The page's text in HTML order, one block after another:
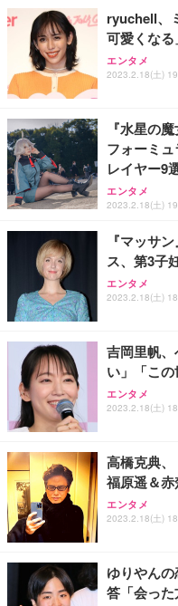
務用 おしゃ
Sezlife オフ
ワーク チェ
能 人間工学
務用 おしゃ
ANDWINT
ッシュ 通気
ス圧無段階
ト 幅52×奥
￥4,139
【整備済み
ー フルHD（
ort/VGA スピ
【MiniLED/
HOOTER
グモニター
像低減 (3年
￥34,980
Smart
限定】
超厚型 お徳
アイリスオ
ュラー 200
￥3,731
ryuchell、
可愛くなる
エンタメ
2023.2.18(土)
『水星の
フォーミ
レイヤー9
エンタメ
2023.2.18(土)
『マッサ
ス、第3子
エンタメ
2023.2.18(土)
吉岡里帆
い」「こ
エンタメ
2023.2.18(土)
高橋克典
福原遥＆
エンタメ
2023.2.18(土)
ゆりやん
答「会った